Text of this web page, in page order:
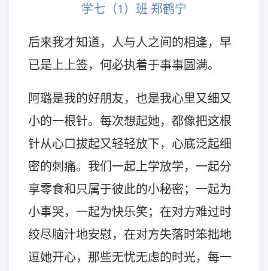
学七（1）班 郑鹤宁
后来我才知道，人与人之间的相逢，早
已是上上签，何必执着于事事圆满。
阿璐是我的好朋友，也是我心里又细又
小的一根针。每次想起她，都像把这根
针从心口拔起又轻轻放下，心底泛起细
密的刺痛。我们一起上学放学，一起分
享零食和只属于彼此的小秘密；一起为
小事哭，一起为快乐笑；在对方难过时
绞尽脑汁地安慰，在对方失落时笨拙地
逗她开心，那些无忧无虑的时光，每一